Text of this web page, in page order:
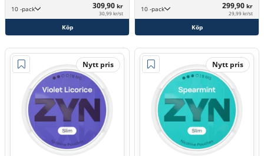
10 -pack 309,90 kr
30,99 kr/st
Köp
10 -pack 299,90 kr
29,99 kr/st
Köp
Nytt pris Nytt pris